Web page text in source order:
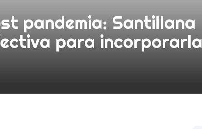
pandemia: Santillana
para incorporarla